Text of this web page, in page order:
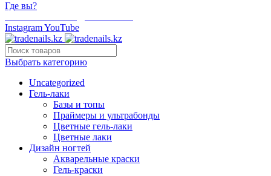
Где вы?
InstagramYouTube
Выбрать категорию
Uncategorized
Гель-лаки
Базы и топы
Праймеры и ультрабонды
Цветные гель-лаки
Цветные лаки
Дизайн ногтей
Акварельные краски
Гель-краски